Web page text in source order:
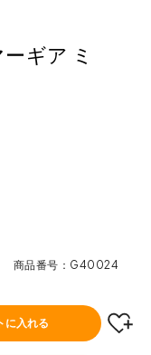
ギア ミ
商品番号 G40024
に入れる